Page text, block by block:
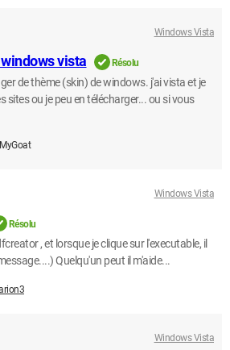
Windows Vista
vista Résolu
de thème (skin) de windows. j'ai vista et je
sites ou je peu en télécharger... ou si vous
Windows Vista
Résolu
, et lorsque je clique sur l'executable, il
Quelqu'un peut il m'aide...
Windows Vista